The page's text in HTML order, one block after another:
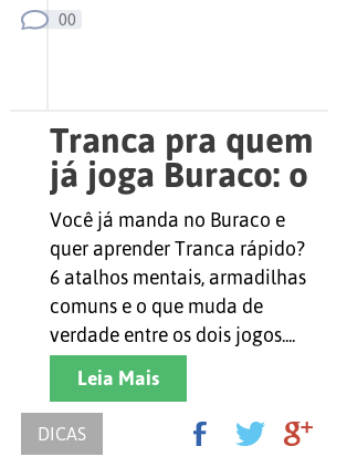
00
Tranca pra quem
já joga Buraco: o
guia rápido
Você já manda no Buraco e
quer aprender Tranca rápido?
6 atalhos mentais, armadilhas
comuns e o que muda de
verdade entre os dois jogos....
Leia Mais
DICAS